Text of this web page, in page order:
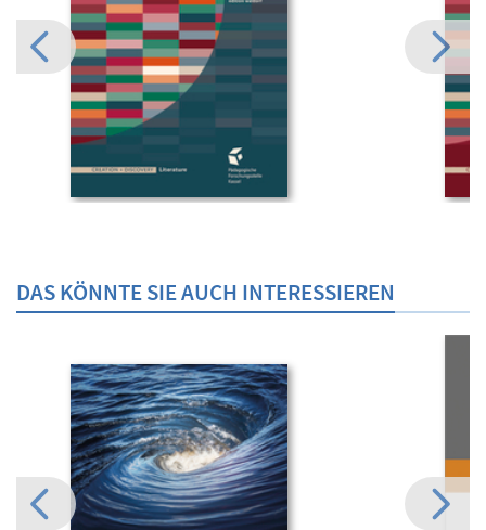
DAS KÖNNTE SIE AUCH INTERESSIEREN